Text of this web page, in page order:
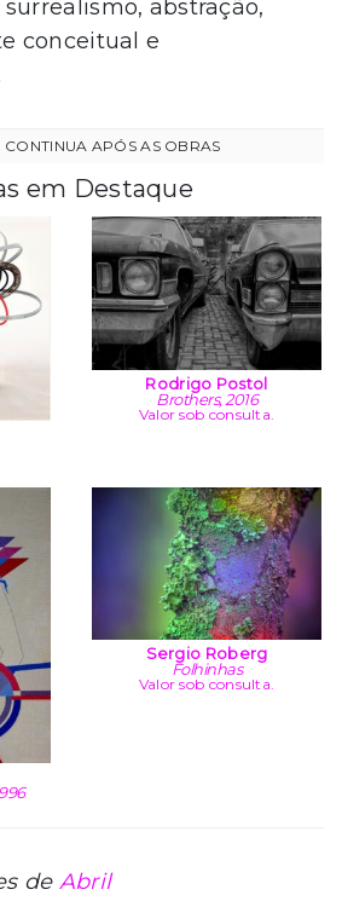
abstração,
conceitual e
em Destaque
Rodrigo Postol
Brothers, 2016
Valor sob consulta.
Sergio Roberg
Folhinhas
Valor sob consulta.
de Abril